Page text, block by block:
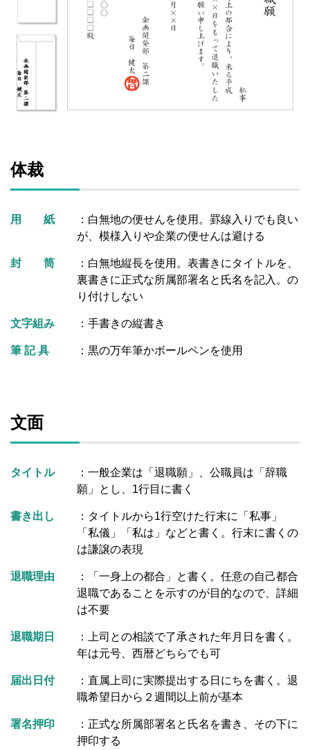
体裁
用 紙
：白無地の便せんを使用。罫線入りでも良い
が、模様入りや企業の便せんは避ける
封 筒
：白無地縦長を使用。表書きにタイトルを、
裏書きに正式な所属部署名と氏名を記入。の
り付けしない
文字組み ：手書きの縦書き
筆 記 具 ：黒の万年筆かボールペンを使用
文面
タイトル
：一般企業は「退職願」、公職員は「辞職
願」とし、1行目に書く
書き出し
：タイトルから1行空けた行末に「私事」
「私儀」「私は」などと書く。行末に書くの
は謙譲の表現
退職理由
：「一身上の都合」と書く。任意の自己都合
退職であることを示すのが目的なので、詳細
は不要
退職期日
：上司との相談で了承された年月日を書く。
年は元号、西暦どちらでも可
届出日付
：直属上司に実際提出する日にちを書く。退
職希望日から２週間以上前が基本
署名押印
：正式な所属部署名と氏名を書き、その下に
押印する